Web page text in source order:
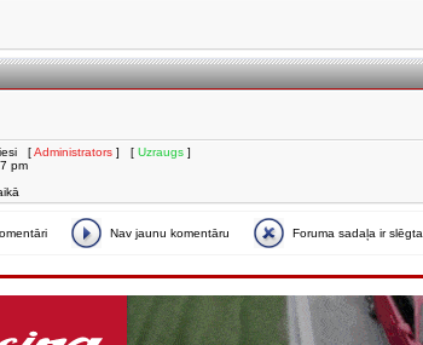
[Administrators ] [ Uzraugs ]
pm
Nav jaunu komentāru Foruma sadaļa ir slēgta